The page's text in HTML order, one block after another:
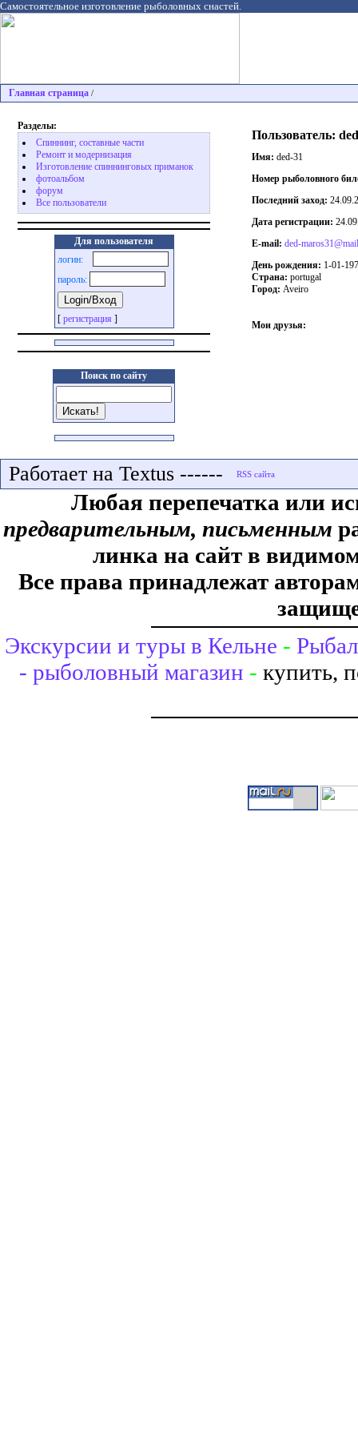
Самостоятельное изготовление рыболовных снастей.
Главная страница /
Разделы:
Спиннинг, составные части
Ремонт и модернизация
Изготовление спиннинговых приманок
фотоальбом
форум
Все пользователи
Для пользователя
логин:
пароль:
[ регистрация ]
Поиск по сайту
Пользователь:
Имя: ded-31
Номер рыболовного
Последний заход:
Дата регистрации:
E-mail: ded-
День рождения: 1-01-
Страна: portugal
Город: Aveiro
Мои друзья:
Работает на Textus ------
Любая перепечатка или
предварительным, письменным
линка на сайт в
Все права принадлежат
Экскурсии и туры в Кельне -
- рыболовный магазин - купить,